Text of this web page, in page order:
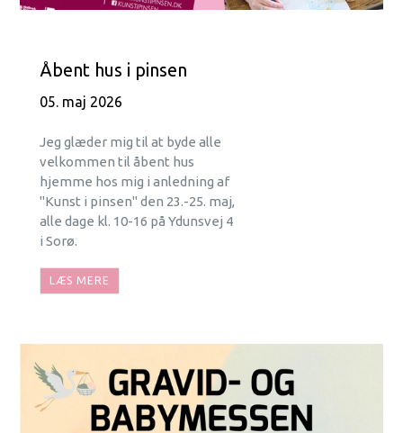
Åbent hus i pinsen
05. maj 2026
Jeg glæder mig til at byde alle
velkommen til åbent hus
hjemme hos mig i anledning af
"Kunst i pinsen" den 23.-25. maj,
alle dage kl. 10-16 på Ydunsvej 4
i Sorø.
LÆS MERE